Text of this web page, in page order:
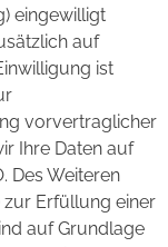
eingewilligt
auf
ist
vorvertraglicher
Ihre Daten auf
Des Weiteren
zur Erfüllung einer
auf Grundlage